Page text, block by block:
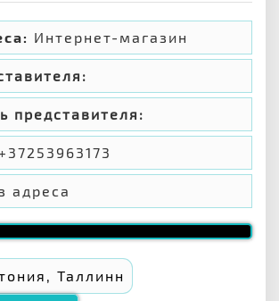
Интернет-магазин
представителя:
+37253963173
адреса
Таллинн